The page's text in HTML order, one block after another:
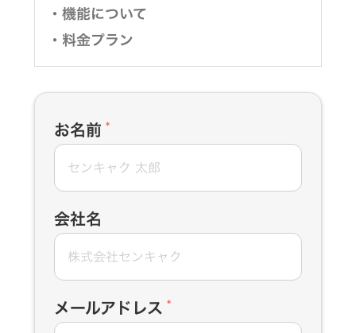
・機能について
・料金プラン
お名前 *
会社名
メールアドレス *